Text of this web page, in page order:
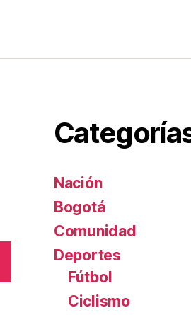
Nación
Bogotá
Comunidad
Deportes
Fútbol
Ciclismo